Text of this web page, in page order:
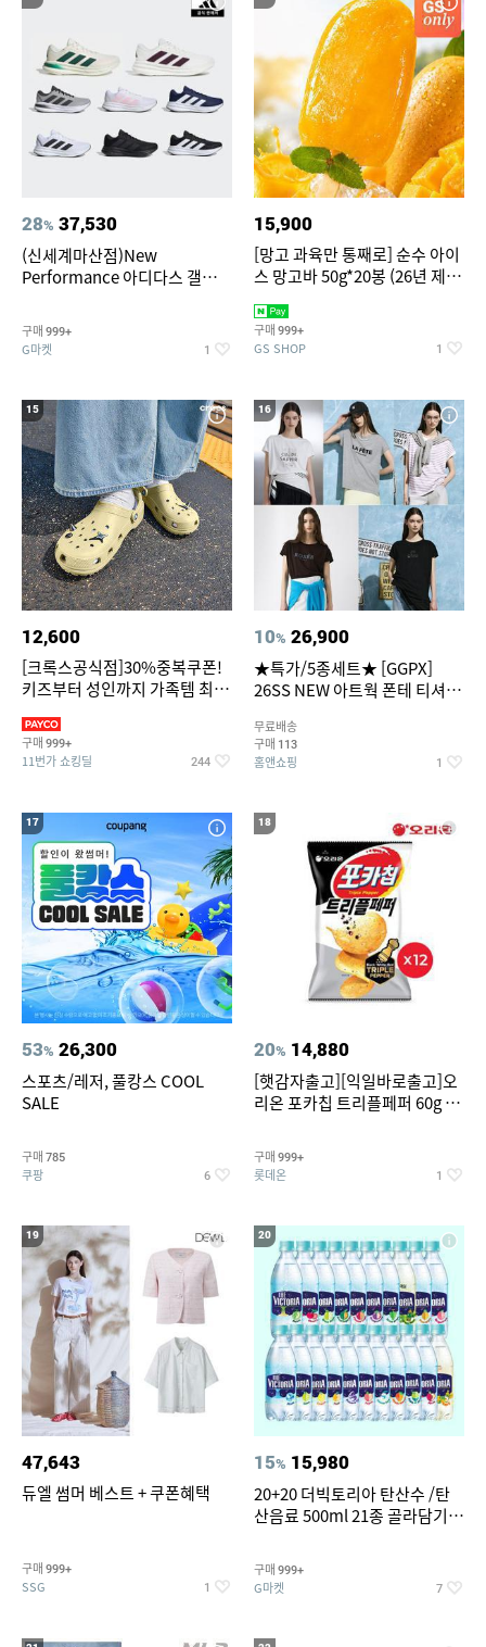
28% 37,530
(신세계마산점)New
Performance 아디다스 갤럭시
구매 999+
G마켓 1
15,900
[망고 과육만 통째로] 순수 아이
스 망고바 50g*20봉 (26년 제
구매 999+
GS SHOP 1
15
12,600
[크록스공식점]30%중복쿠폰!
키즈부터 성인까지 가족템 최대
구매 999+
11번가 쇼킹딜 244
16
10% 26,900
★특가/5종세트★ [GGPX]
26SS NEW 아트웍 폰테 티셔츠
무료배송
구매 113
홈앤쇼핑 1
17
53% 26,300
스포츠/레저, 풀캉스 COOL
SALE
구매 785
쿠팡 6
18
20% 14,880
[햇감자출고][익일바로출고]오
리온 포카칩 트리플페퍼 60g 12
구매 999+
롯데온 1
19
47,643
듀엘 썸머 베스트 + 쿠폰혜택
구매 999+
SSG 1
20
15% 15,980
20+20 더빅토리아 탄산수 /탄
산음료 500ml 21종 골라담기
구매 999+
G마켓 7